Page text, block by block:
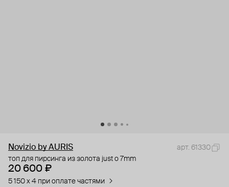
Novizio by AURIS
арт. 61330
топ для пирсинга из золота just o 7mm
20 600 ₽
5 150 x 4 при оплате частями